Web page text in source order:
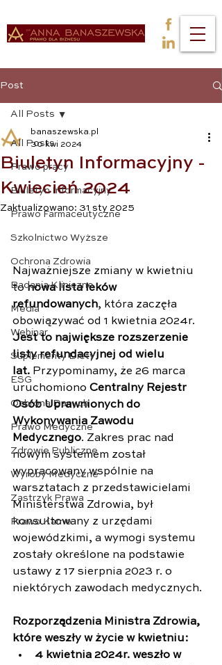
Post
All Posts
Prawo pracy
Biuletyn Informacyjny
Prawo Farmaceutyczne
Szkolnictwo Wyższe
Ochrona Zdrowia
Badania Kliniczne
Media
Webinar
Suplementy Diety
ESG
Ochrona Danych
Prawo Medyczne
Zdrowie Publiczne
Wyroby Medyczne
Zastrzyk Prawa
Prawo Karne
All Posts
Biuletyn Informacyjny -
Kwiecień 2024
banaszewska.pl
30 kwi 2024
Zaktualizowano: 31 sty 2025
Najważniejsze zmiany w kwietniu
to nowa lista leków
refundowanych, która zaczęła
obowiązywać od 1 kwietnia 2024r.
Jest to największe rozszerzenie
listy refundacyjnej od wielu
lat. Przypominamy, że 26 marca
uruchomiono Centralny Rejestr
Osób Uprawnionych do
Wykonywania Zawodu
Medycznego. Zakres prac nad
nowym systemem został
wypracowany wspólnie na
warsztatach z przedstawicielami
Ministerstwa Zdrowia, był
konsultowany z urzędami
wojewódzkimi, a wymogi systemu
zostały określone na podstawie
ustawy z 17 sierpnia 2023 r. o
niektórych zawodach medycznych.
Rozporządzenia Ministra Zdrowia,
które weszły w życie w kwietniu:
4 kwietnia 2024r. weszło w